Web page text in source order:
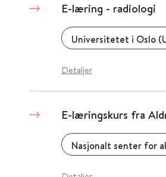
E-læring - radiologi
Universitetet i Oslo
Detaljer
E-læringskurs fra